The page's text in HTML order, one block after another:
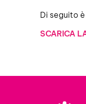
Di seguito
SCARICA